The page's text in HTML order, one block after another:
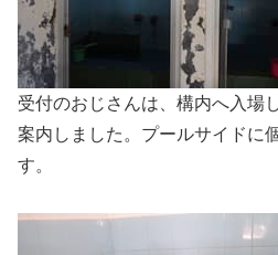
受付のおじさんは、構内へ入場
案内しました。プールサイドに
す。